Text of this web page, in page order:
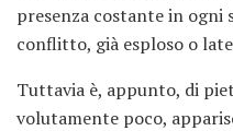
presenza costante in ogni
conflitto, già esploso o
Tuttavia è, appunto, di
volutamente poco,